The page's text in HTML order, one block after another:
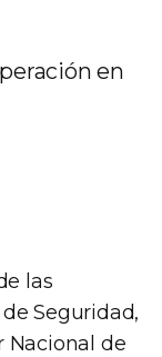
en
las
Seguridad,
Nacional de